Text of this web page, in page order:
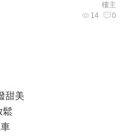
樓主
14 0
甜美
鬆